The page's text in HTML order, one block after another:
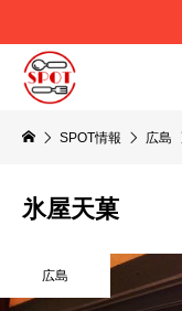
SPOT情報 広島
氷屋天菓
広島